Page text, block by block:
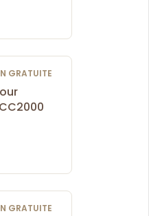
GRATUITE
GRATUITE